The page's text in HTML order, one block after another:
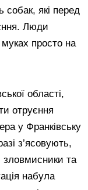
собак, які перед
Люди
просто на
області,
отруєння
у Франківську
з’ясовують,
зловмисники та
набула